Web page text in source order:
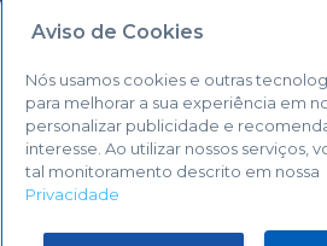
0800 570
Aviso de Cookies
Nós usamos cookies e outras
para melhorar a sua experiência em
personalizar publicidade e
interesse. Ao utilizar nossos serviços,
tal monitoramento descrito em nossa
Privacidade